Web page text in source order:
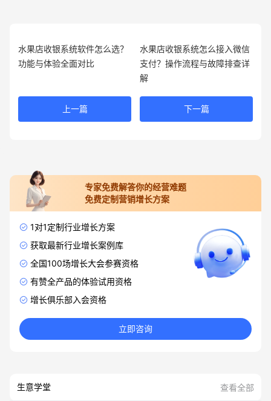
水果店收银系统软件怎么选？
功能与体验全面对比
上一篇
水果店收银系统怎么接入微信
支付？操作流程与故障排查详
解
下一篇
专家免费解答你的经营难题
免费定制营销增长方案
1对1定制行业增长方案
获取最新行业增长案例库
全国100场增长大会参赛资格
有赞全产品的体验试用资格
增长俱乐部入会资格
立即咨询
生意学堂 查看全部